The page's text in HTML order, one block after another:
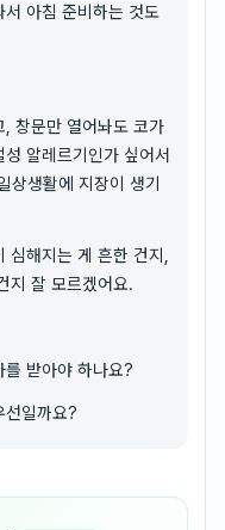
아침 준비하는 것도
창문만 열어놔도 코가
알레르기인가 싶어서
상생활에 지장이 생기
심해지는 게 흔한 건지,
지 잘 모르겠어요.
를 받아야 하나요?
선일까요?